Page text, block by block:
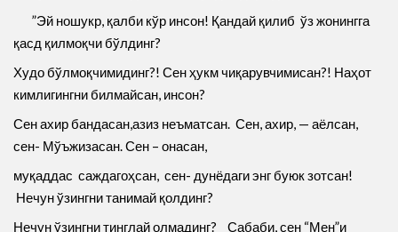
”Эй ношукр, қалби кўр инсон! Қандай қилиб ўз жонингга
қасд қилмоқчи бўлдинг?
Худо бўлмоқчимидинг?! Сен ҳукм чиқарувчимисан?! Наҳот
кимлигингни билмайсан, инсон?
Сен ахир бандасан,азиз неъматсан. Сен, ахир, — аёлсан,
сен- Мўъжизасан. Сен – онасан,
муқаддас саждагоҳсан, сен- дунёдаги энг буюк зотсан!
Нечун ўзингни танимай қолдинг?
Нечун ўзингни тинглай олмадинг? Сабаби, сен “Мен”и